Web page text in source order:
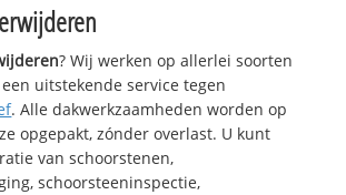
? Wij werken op allerlei soorten
uitstekende service tegen
. Alle dakwerkzaamheden worden op
opgepakt, zónder overlast. U kunt
van schoorstenen,
schoorsteeninspectie,